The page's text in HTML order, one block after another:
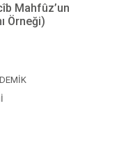
Mahfûz’un
Örneği)